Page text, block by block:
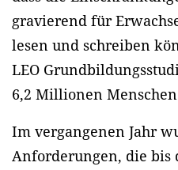
gravierend für
lesen und schreiben
LEO
6,2 Millionen
Im vergangenen Jahr
Anforderungen, die bis